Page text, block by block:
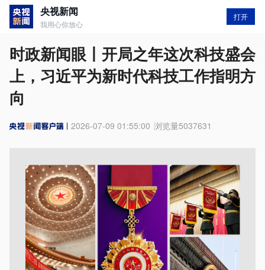
央视新闻
我用心你放心
打开
时政新闻眼丨开局之年这次科技盛会
上，习近平为新时代科技工作指明方
向
2026-07-09 01:55:00 浏览量5037631